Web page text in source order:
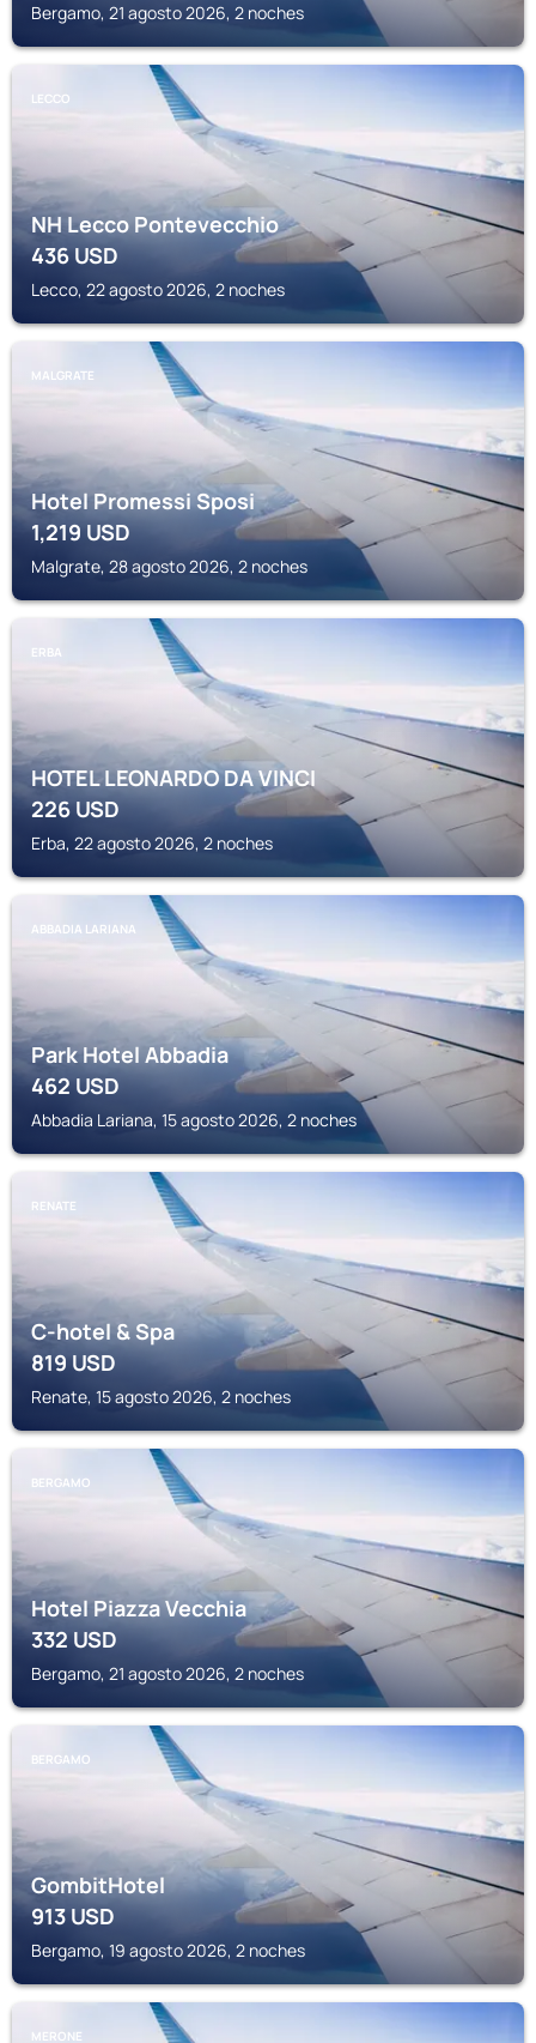
Bergamo, 21 agosto 2026, 2 noches
LECCO
NH Lecco Pontevecchio
436USD
Lecco, 22 agosto 2026, 2 noches
MALGRATE
Hotel Promessi Sposi
1,219USD
Malgrate, 28 agosto 2026, 2 noches
ERBA
HOTEL LEONARDO DA VINCI
226USD
Erba, 22 agosto 2026, 2 noches
ABBADIA LARIANA
Park Hotel Abbadia
462USD
Abbadia Lariana, 15 agosto 2026, 2 noches
RENATE
C-hotel & Spa
819USD
Renate, 15 agosto 2026, 2 noches
BERGAMO
Hotel Piazza Vecchia
332USD
Bergamo, 21 agosto 2026, 2 noches
BERGAMO
GombitHotel
913USD
Bergamo, 19 agosto 2026, 2 noches
MERONE